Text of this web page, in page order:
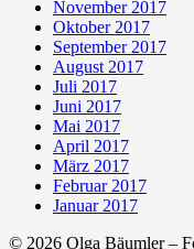
November 2017
Oktober 2017
September 2017
August 2017
Juli 2017
Juni 2017
Mai 2017
April 2017
März 2017
Februar 2017
Januar 2017
© 2026 Olga Bäumler –